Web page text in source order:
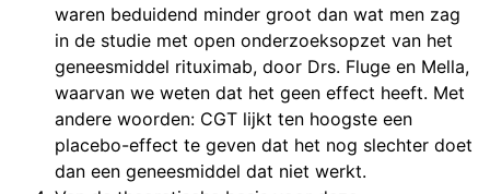
waren beduidend minder groot dan wat men zag
in de studie met open onderzoeksopzet van het
geneesmiddel rituximab, door Drs. Fluge en Mella,
waarvan we weten dat het geen effect heeft. Met
andere woorden: CGT lijkt ten hoogste een
placebo-effect te geven dat het nog slechter doet
dan een geneesmiddel dat niet werkt.